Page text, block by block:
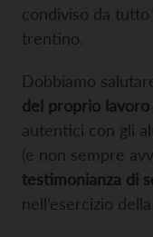
condiviso da tutto
trentino.
Dobbiamo
del proprio lavoro
autentici con gli
(e non sempre
testimonianza di
nell’esercizio